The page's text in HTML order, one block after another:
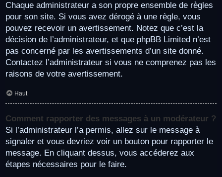
Chaque administrateur a son propre ensemble de règles
pour son site. Si vous avez dérogé à une règle, vous
pouvez recevoir un avertissement. Notez que c’est la
décision de l’administrateur, et que phpBB Limited n’est
pas concerné par les avertissements d’un site donné.
Contactez l’administrateur si vous ne comprenez pas les
raisons de votre avertissement.
Haut
Comment rapporter des messages à un modérateur ?
Si l’administrateur l’a permis, allez sur le message à
signaler et vous devriez voir un bouton pour rapporter le
message. En cliquant dessus, vous accéderez aux
étapes nécessaires pour le faire.